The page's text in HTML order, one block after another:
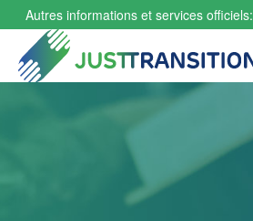
Aller
contenu
principal
Autres informations et services officiels: